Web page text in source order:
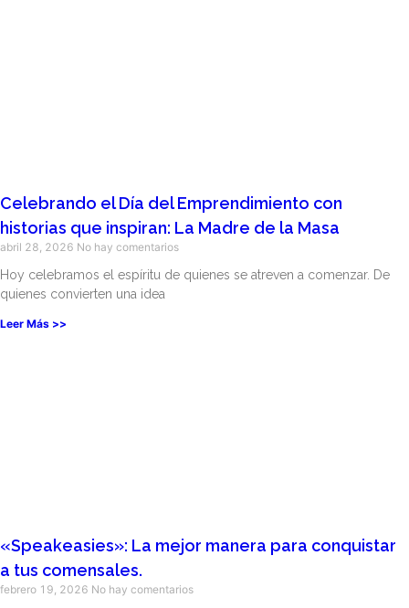
Celebrando el Día del Emprendimiento con
historias que inspiran: La Madre de la Masa
abril 28, 2026 No hay comentarios
Hoy celebramos el espíritu de quienes se atreven a comenzar. De
quienes convierten una idea
Leer Más >>
«Speakeasies»: La mejor manera para conquistar
a tus comensales.
febrero 19, 2026 No hay comentarios